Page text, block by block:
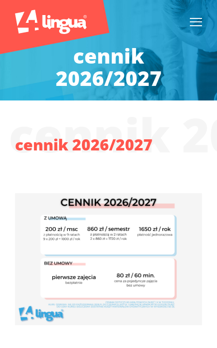
cennik
2026/2027
cennik
cennik 2026/2027